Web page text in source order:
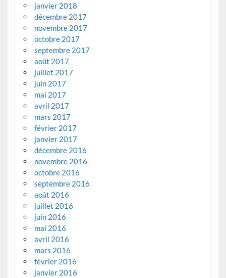
janvier 2018
décembre 2017
novembre 2017
octobre 2017
septembre 2017
août 2017
juillet 2017
juin 2017
mai 2017
avril 2017
mars 2017
février 2017
janvier 2017
décembre 2016
novembre 2016
octobre 2016
septembre 2016
août 2016
juillet 2016
juin 2016
mai 2016
avril 2016
mars 2016
février 2016
janvier 2016